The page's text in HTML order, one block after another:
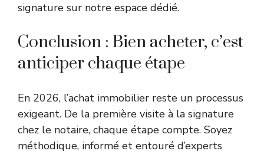
signature sur notre espace dédié.
Conclusion : Bien acheter, c’est
anticiper chaque étape
En 2026, l’achat immobilier reste un processus
exigeant. De la première visite à la signature
chez le notaire, chaque étape compte. Soyez
méthodique, informé et entouré d’experts